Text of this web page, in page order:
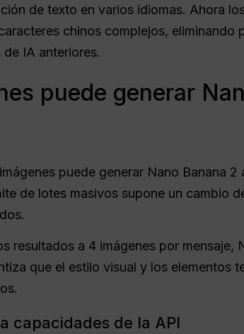
de texto en varios idiomas. Ahora
chinos complejos, eliminando
IA anteriores.
puede generar
puede generar Nano Banana 2
de lotes masivos supone un cambio
resultados a 4 imágenes por mensaje,
que el estilo visual y los elementos
capacidades de la API